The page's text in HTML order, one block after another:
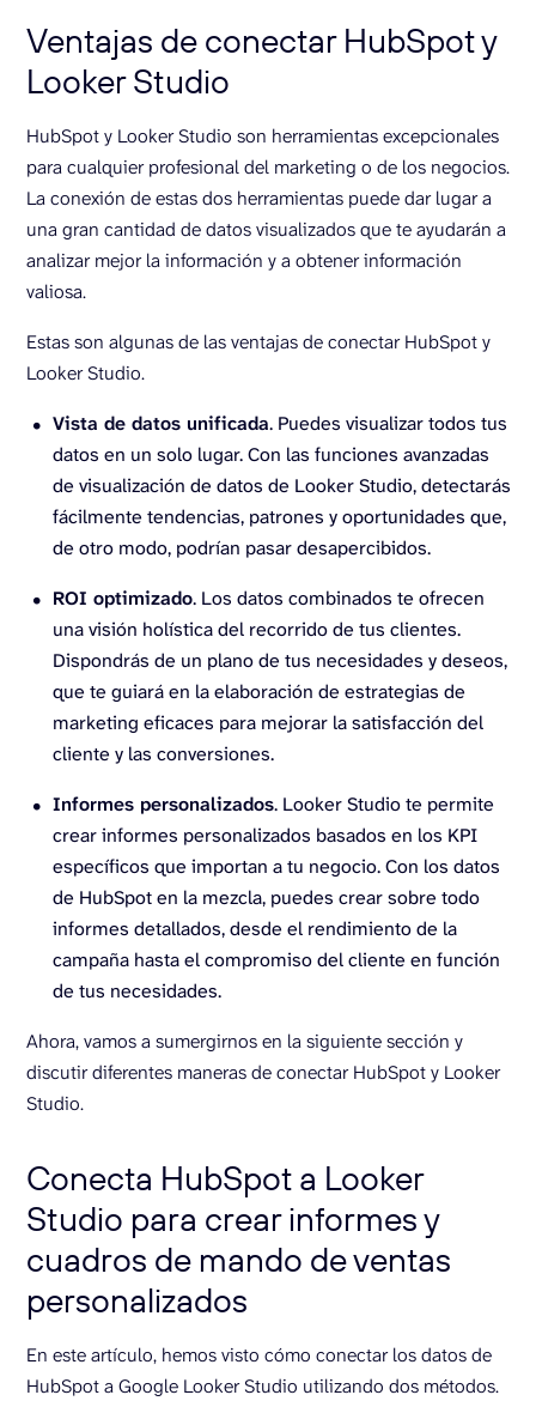
Ventajas de conectar HubSpot y
Looker Studio
HubSpot y Looker Studio son herramientas excepcionales
para cualquier profesional del marketing o de los negocios.
La conexión de estas dos herramientas puede dar lugar a
una gran cantidad de datos visualizados que te ayudarán a
analizar mejor la información y a obtener información
valiosa.
Estas son algunas de las ventajas de conectar HubSpot y
Looker Studio.
Vista de datos unificada. Puedes visualizar todos tus
datos en un solo lugar. Con las funciones avanzadas
de visualización de datos de Looker Studio, detectarás
fácilmente tendencias, patrones y oportunidades que,
de otro modo, podrían pasar desapercibidos.
ROI optimizado. Los datos combinados te ofrecen
una visión holística del recorrido de tus clientes.
Dispondrás de un plano de tus necesidades y deseos,
que te guiará en la elaboración de estrategias de
marketing eficaces para mejorar la satisfacción del
cliente y las conversiones.
Informes personalizados. Looker Studio te permite
crear informes personalizados basados en los KPI
específicos que importan a tu negocio. Con los datos
de HubSpot en la mezcla, puedes crear sobre todo
informes detallados, desde el rendimiento de la
campaña hasta el compromiso del cliente en función
de tus necesidades.
Ahora, vamos a sumergirnos en la siguiente sección y
discutir diferentes maneras de conectar HubSpot y Looker
Studio.
Conecta HubSpot a Looker
Studio para crear informes y
cuadros de mando de ventas
personalizados
En este artículo, hemos visto cómo conectar los datos de
HubSpot a Google Looker Studio utilizando dos métodos.